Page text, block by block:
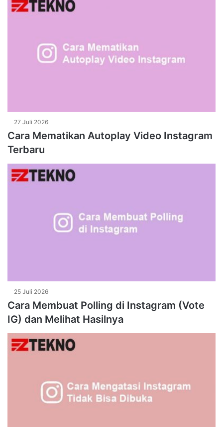
27 Juli 2026
Cara Mematikan Autoplay Video Instagram
Terbaru
25 Juli 2026
Cara Membuat Polling di Instagram (Vote
IG) dan Melihat Hasilnya